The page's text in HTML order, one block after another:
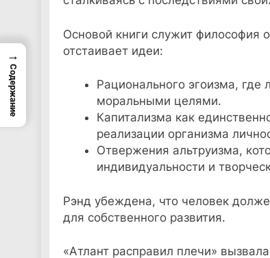
Основой книги служит философия
отстаивает идеи:
Рационального эгоизма,
моральными целями.
Капитализма как
реализации организма
Отвержения альтруизма,
индивидуальности и
Рэнд убеждена, что человек
для собственного развития.
«Атлант расправил плечи»
→
Содержание